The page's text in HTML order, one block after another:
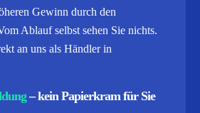
Gewinn durch den
Ablauf selbst sehen Sie nichts.
an uns als Händler in
– kein Papierkram für Sie